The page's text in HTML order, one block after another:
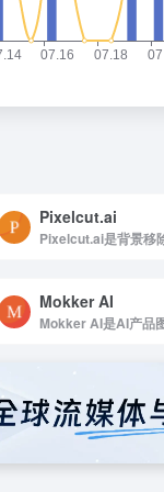
Pixelcut.ai
Mokker AI